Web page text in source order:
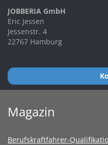
JOBBERIA GmbH
Eric Jessen
Jessenstr. 4
22767 Hamburg
Magazin
Berufskraftfahrer-